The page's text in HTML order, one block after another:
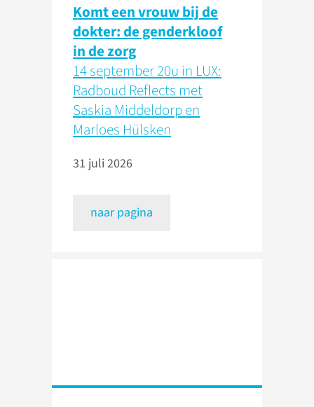
Komt een vrouw bij de
dokter: de genderkloof
in de zorg
14 september 20u in LUX:
Radboud Reflects met
Saskia Middeldorp en
Marloes Hülsken
31 juli 2026
naar pagina